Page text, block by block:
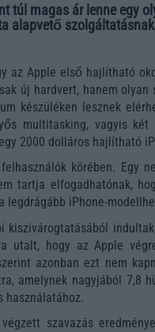
túl magas ár lenne egy
alapvető
az Apple első hajlítható
új hardvert, hanem
készüléken lesznek
multitasking, vagyis két
2000 dolláros hajlítható
körében. Egy
tartja elfogadhatónak,
iPhone-
kiszivárogtatásából
utalt, hogy az Apple
azonban ezt nem
amelynek nagyjából 7,8
használatához.
szavazás